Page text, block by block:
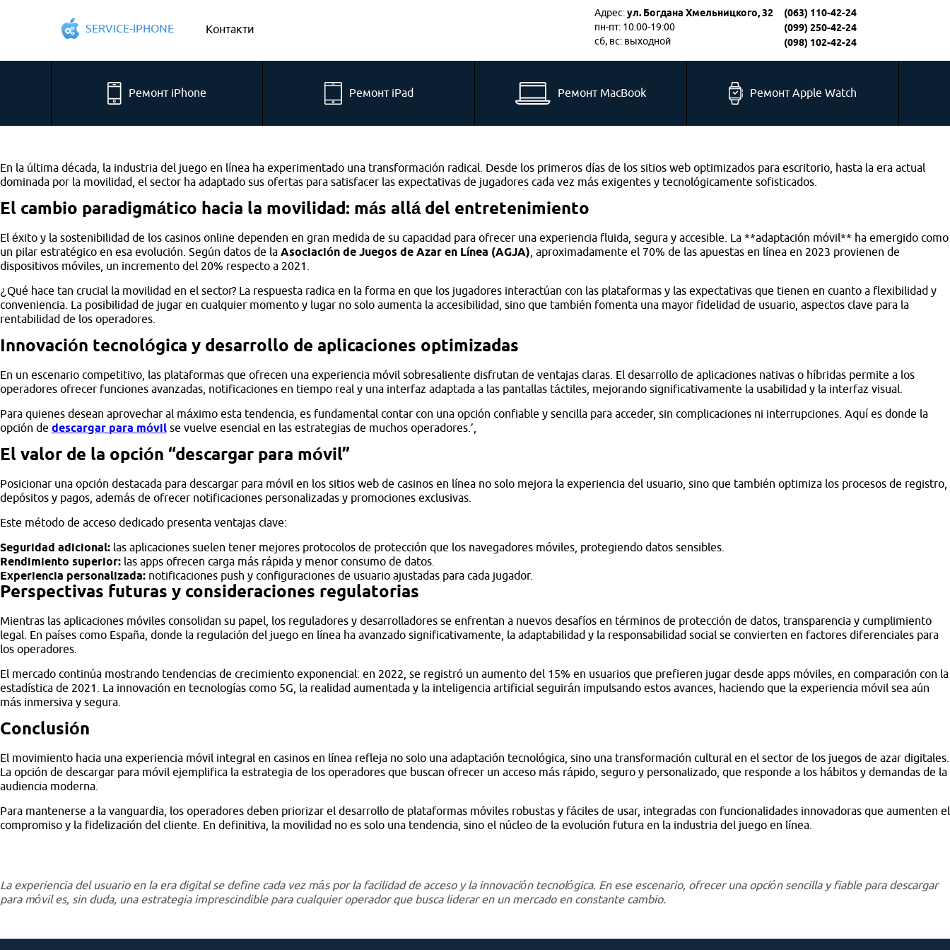
SERVICE-IPHONE Контакти
(063) 110-42-24
(099) 250-42-24
(098) 102-42-24
Адрес:ул. Богдана Хмельницкого, 32
пн-пт: 10:00-19:00
сб, вс: выходной
Ремонт iPhone Ремонт iPad Ремонт MacBook Ремонт Apple Watch
En la última década, la industria del juego en línea ha experimentado una transformación radical. Desde los primeros días de los sitios web optimizados para escritorio, hasta la era actual
dominada por la movilidad, el sector ha adaptado sus ofertas para satisfacer las expectativas de jugadores cada vez más exigentes y tecnológicamente sofisticados.
El cambio paradigmático hacia la movilidad: más allá del entretenimiento
El éxito y la sostenibilidad de los casinos online dependen en gran medida de su capacidad para ofrecer una experiencia fluida, segura y accesible. La **adaptación móvil** ha emergido como
un pilar estratégico en esa evolución. Según datos de la Asociación de Juegos de Azar en Línea (AGJA), aproximadamente el 70% de las apuestas en línea en 2023 provienen de
dispositivos móviles, un incremento del 20% respecto a 2021.
¿Qué hace tan crucial la movilidad en el sector? La respuesta radica en la forma en que los jugadores interactúan con las plataformas y las expectativas que tienen en cuanto a flexibilidad y
conveniencia. La posibilidad de jugar en cualquier momento y lugar no solo aumenta la accesibilidad, sino que también fomenta una mayor fidelidad de usuario, aspectos clave para la
rentabilidad de los operadores.
Innovación tecnológica y desarrollo de aplicaciones optimizadas
En un escenario competitivo, las plataformas que ofrecen una experiencia móvil sobresaliente disfrutan de ventajas claras. El desarrollo de aplicaciones nativas o híbridas permite a los
operadores ofrecer funciones avanzadas, notificaciones en tiempo real y una interfaz adaptada a las pantallas táctiles, mejorando significativamente la usabilidad y la interfaz visual.
Para quienes desean aprovechar al máximo esta tendencia, es fundamental contar con una opción confiable y sencilla para acceder, sin complicaciones ni interrupciones. Aquí es donde la
opción de descargar para móvil se vuelve esencial en las estrategias de muchos operadores.’,
El valor de la opción “descargar para móvil”
Posicionar una opción destacada para descargar para móvil en los sitios web de casinos en línea no solo mejora la experiencia del usuario, sino que también optimiza los procesos de registro,
depósitos y pagos, además de ofrecer notificaciones personalizadas y promociones exclusivas.
Este método de acceso dedicado presenta ventajas clave:
Seguridad adicional: las aplicaciones suelen tener mejores protocolos de protección que los navegadores móviles, protegiendo datos sensibles.
Rendimiento superior: las apps ofrecen carga más rápida y menor consumo de datos.
Experiencia personalizada: notificaciones push y configuraciones de usuario ajustadas para cada jugador.
Perspectivas futuras y consideraciones regulatorias
Mientras las aplicaciones móviles consolidan su papel, los reguladores y desarrolladores se enfrentan a nuevos desafíos en términos de protección de datos, transparencia y cumplimiento
legal. En países como España, donde la regulación del juego en línea ha avanzado significativamente, la adaptabilidad y la responsabilidad social se convierten en factores diferenciales para
los operadores.
El mercado continúa mostrando tendencias de crecimiento exponencial: en 2022, se registró un aumento del 15% en usuarios que prefieren jugar desde apps móviles, en comparación con la
estadística de 2021. La innovación en tecnologías como 5G, la realidad aumentada y la inteligencia artificial seguirán impulsando estos avances, haciendo que la experiencia móvil sea aún
más inmersiva y segura.
Conclusión
El movimiento hacia una experiencia móvil integral en casinos en línea refleja no solo una adaptación tecnológica, sino una transformación cultural en el sector de los juegos de azar digitales.
La opción de descargar para móvil ejemplifica la estrategia de los operadores que buscan ofrecer un acceso más rápido, seguro y personalizado, que responde a los hábitos y demandas de la
audiencia moderna.
Para mantenerse a la vanguardia, los operadores deben priorizar el desarrollo de plataformas móviles robustas y fáciles de usar, integradas con funcionalidades innovadoras que aumenten el
compromiso y la fidelización del cliente. En definitiva, la movilidad no es solo una tendencia, sino el núcleo de la evolución futura en la industria del juego en línea.
La experiencia del usuario en la era digital se define cada vez más por la facilidad de acceso y la innovación tecnológica. En ese escenario, ofrecer una opción sencilla y fiable para descargar
para móvil es, sin duda, una estrategia imprescindible para cualquier operador que busca liderar en un mercado en constante cambio.